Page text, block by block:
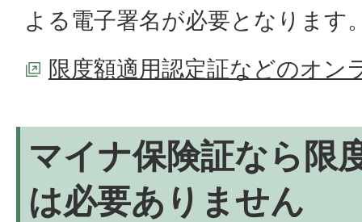
よる電子署名が必要となります
限度額適用認定証などのオン
マイナ保険証なら限
は必要ありません